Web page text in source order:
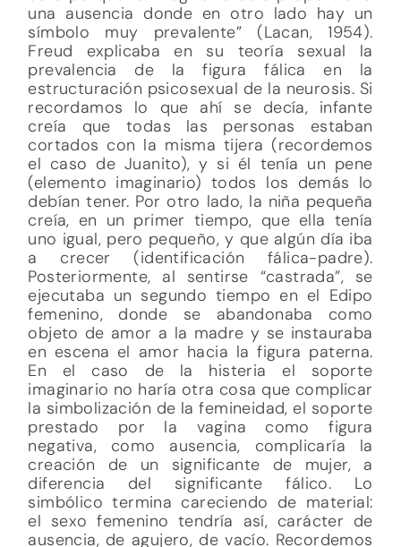
una ausencia donde en otro lado hay un
símbolo muy prevalente” (Lacan, 1954).
Freud explicaba en su teoría sexual la
prevalencia de la figura fálica en la
estructuración psicosexual de la neurosis. Si
recordamos lo que ahí se decía, infante
creía que todas las personas estaban
cortados con la misma tijera (recordemos
el caso de Juanito), y si él tenía un pene
(elemento imaginario) todos los demás lo
debían tener. Por otro lado, la niña pequeña
creía, en un primer tiempo, que ella tenía
uno igual, pero pequeño, y que algún día iba
a crecer (identificación fálica-padre).
Posteriormente, al sentirse “castrada”, se
ejecutaba un segundo tiempo en el Edipo
femenino, donde se abandonaba como
objeto de amor a la madre y se instauraba
en escena el amor hacia la figura paterna.
En el caso de la histeria el soporte
imaginario no haría otra cosa que complicar
la simbolización de la femineidad, el soporte
prestado por la vagina como figura
negativa, como ausencia, complicaría la
creación de un significante de mujer, a
diferencia del significante fálico. Lo
simbólico termina careciendo de material:
el sexo femenino tendría así, carácter de
ausencia, de agujero, de vacío. Recordemos